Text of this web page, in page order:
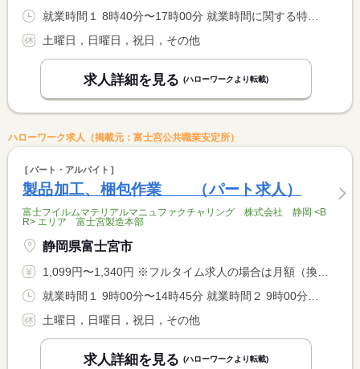
就業時間１ 8時40分〜17時00分 就業時間に関する特記事項 ＊実働７時間２０分
土曜日，日曜日，祝日，その他
求人詳細を見る (ハローワークより転載)
ハローワーク求人（掲載元：富士宮公共職業安定所）
パート・アルバイト
製品加工、梱包作業 （パート求人）
富士フイルムマテリアルマニュファクチャリング 株式会社 静岡 <B
R> エリア 富士宮製造本部
静岡県富士宮市
1,099円〜1,340円 ※フルタイム求人の場合は月額（換算額）、パート求人の場合は時間額を表示しています。
就業時間１ 9時00分〜14時45分 就業時間２ 9時00分〜15時45分 就業時間に関する特記事項 【複数の勤務パターンから選択可能】 <BR> （１）または（２）の勤務時間帯からお選びいただけます。 <BR> さらに、週４日勤務または週５日勤務もご希望に合わせて選択可能 <BR> です。社会保険は全員加入となります。
土曜日，日曜日，祝日，その他
求人詳細を見る (ハローワークより転載)